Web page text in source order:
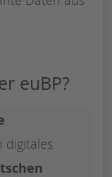
euBP?
digitales